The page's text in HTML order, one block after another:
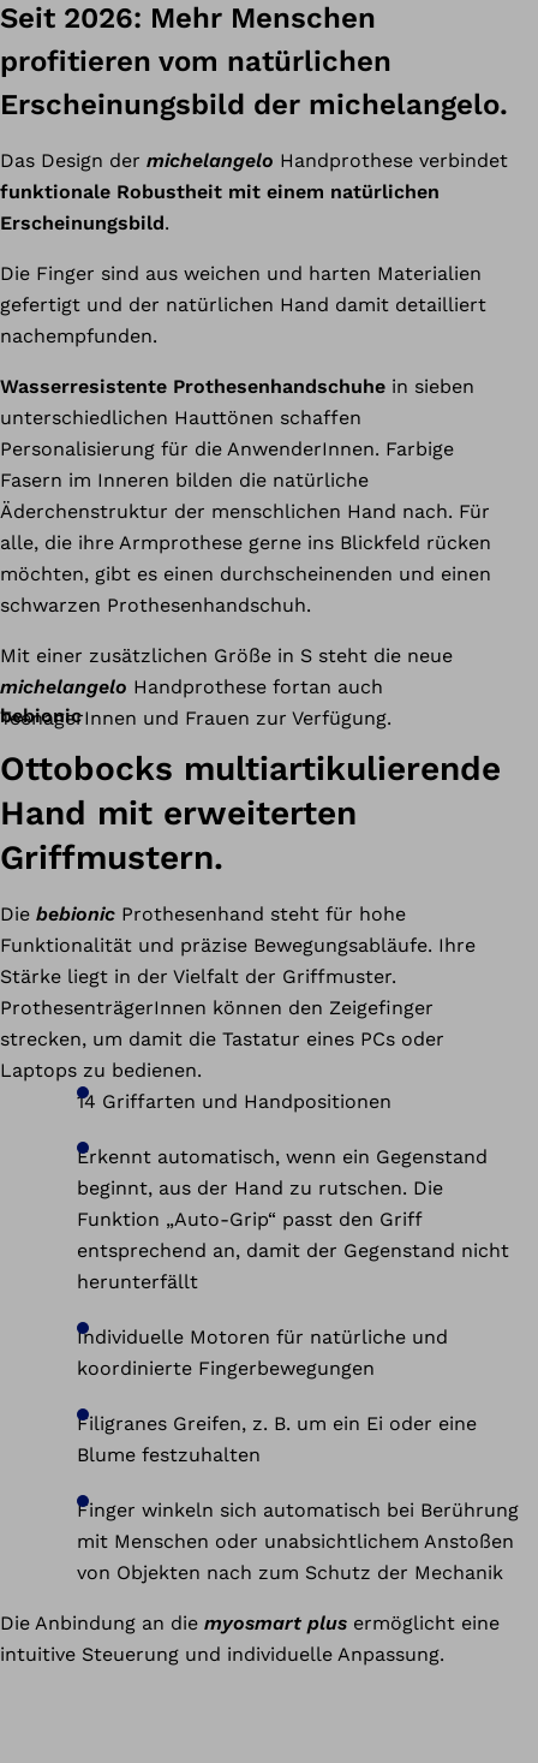
Seit 2026: Mehr Menschen
profitieren vom natürlichen
Erscheinungsbild der michelangelo.
Das Design der michelangelo Handprothese verbindet
funktionale Robustheit mit einem natürlichen
Erscheinungsbild.
Die Finger sind aus weichen und harten Materialien
gefertigt und der natürlichen Hand damit detailliert
nachempfunden.
Wasserresistente Prothesenhandschuhe in sieben
unterschiedlichen Hauttönen schaffen
Personalisierung für die AnwenderInnen. Farbige
Fasern im Inneren bilden die natürliche
Äderchenstruktur der menschlichen Hand nach. Für
alle, die ihre Armprothese gerne ins Blickfeld rücken
möchten, gibt es einen durchscheinenden und einen
schwarzen Prothesenhandschuh.
Mit einer zusätzlichen Größe in S steht die neue
michelangelo Handprothese fortan auch
TeenagerInnen und Frauen zur Verfügung.
bebionic
Ottobocks multiartikulierende
Hand mit erweiterten
Griffmustern.
Die bebionic Prothesenhand steht für hohe
Funktionalität und präzise Bewegungsabläufe. Ihre
Stärke liegt in der Vielfalt der Griffmuster.
ProthesenträgerInnen können den Zeigefinger
strecken, um damit die Tastatur eines PCs oder
Laptops zu bedienen.
14 Griffarten und Handpositionen
Erkennt automatisch, wenn ein Gegenstand
beginnt, aus der Hand zu rutschen. Die
Funktion „Auto-Grip“ passt den Griff
entsprechend an, damit der Gegenstand nicht
herunterfällt
Individuelle Motoren für natürliche und
koordinierte Fingerbewegungen
Filigranes Greifen, z. B. um ein Ei oder eine
Blume festzuhalten
Finger winkeln sich automatisch bei Berührung
mit Menschen oder unabsichtlichem Anstoßen
von Objekten nach zum Schutz der Mechanik
Die Anbindung an die myosmart plus ermöglicht eine
intuitive Steuerung und individuelle Anpassung.